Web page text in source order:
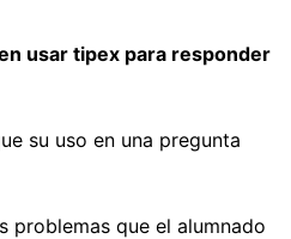
usar tipex para responder
su uso en una pregunta
problemas que el alumnado